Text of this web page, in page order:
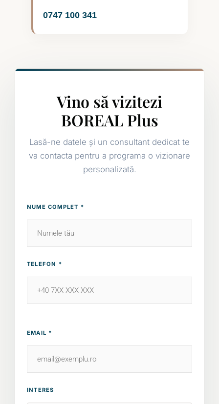
0747 100 341
Vino să vizitezi
BOREAL Plus
Lasă-ne datele și un consultant dedicat te
va contacta pentru a programa o vizionare
personalizată.
NUME COMPLET *
TELEFON *
EMAIL *
INTERES